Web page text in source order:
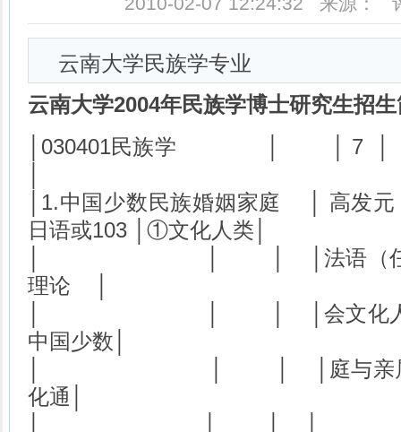
云南大学民族学专业
云南大学2004年民族学博士研究生招
│030401民族
│1.中国少数民族婚姻家庭 │ 高发
日语或103 │①文化人类│
│ │ │ │法语（任选一
理论 │
│ │ │ │会文化人类学
中国少数│
│ │ │ │庭与亲属
化通│